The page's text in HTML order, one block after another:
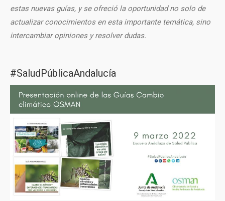
estas nuevas guías, y se ofreció la oportunidad no solo de
actualizar conocimientos en esta importante temática, sino
intercambiar opiniones y resolver dudas.
#SaludPúblicaAndalucía